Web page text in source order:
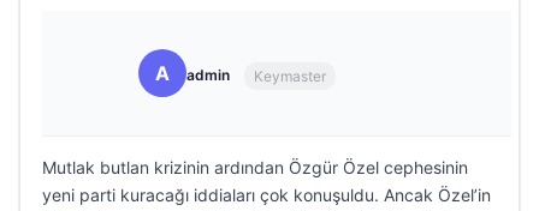
A admin Keymaster
Mutlak butlan krizinin ardından Özgür Özel cephesinin
yeni parti kuracağı iddiaları çok konuşuldu. Ancak Özel’in